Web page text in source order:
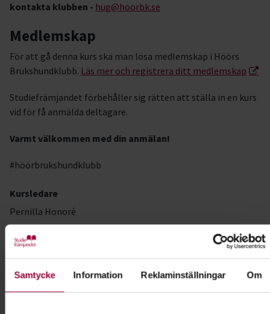
Samtycke Information Reklaminställningar Om
kontakta klubben - hug@hoorbk.se
Medlemskap
För att gå denna kurs ska man lösa medlemskap i Höörs
Brukshundklubb. Läs mer och registrera ditt medlemskap
Studiefrämjandet förbehåller sig rätten att ställa in en kurs
vid för få anmälda deltagare.
Varmt välkommen med din anmälan!
#höörbrukshundklubb
Kursledare
Pernilla Honoré
Höör Brukshundklubb
Kontakt